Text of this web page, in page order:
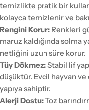
temizlikte pratik bir
kolayca temizlenir ve
Rengini Korur: Renkleri
maruz kaldığında solma
netliğini uzun süre korur.
Tüy Dökmez:Stabil lif
düşüktür. Evcil hayvan
yapıya sahiptir.
Alerji Dostu:Toz